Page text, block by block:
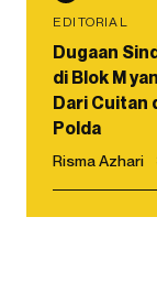
EDITORIAL
Dugaan
di Blok M
Dari Cuitan
Polda
Risma Azhari